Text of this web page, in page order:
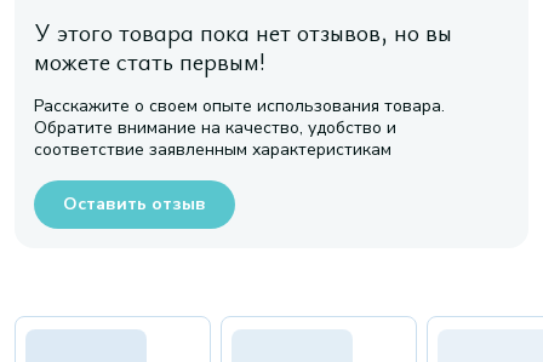
У этого товара пока нет отзывов, но вы
можете стать первым!
Расскажите о своем опыте использования товара.
Обратите внимание на качество, удобство и
соответствие заявленным характеристикам
Оставить отзыв